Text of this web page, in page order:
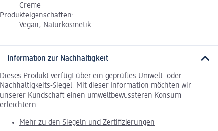
Creme
Produkteigenschaften:
Vegan, Naturkosmetik
Information zur Nachhaltigkeit
Dieses Produkt verfügt über ein geprüftes Umwelt- oder
Nachhaltigkeits-Siegel. Mit dieser Information möchten wir
unserer Kundschaft einen umweltbewussteren Konsum
erleichtern.
Mehr zu den Siegeln und Zertifizierungen